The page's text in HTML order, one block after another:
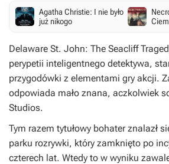
Agatha Christie: I nie było
już nikogo
Delaware St. John: The Seacliff
perypetii inteligentnego detektywa,
przygodówki z elementami gry akcji.
odpowiada mało znana, aczkolwiek
Studios.
Tym razem tytułowy bohater znalazł
parku rozrywki, który zamknięto po
czterech lat. Wtedy to w wyniku